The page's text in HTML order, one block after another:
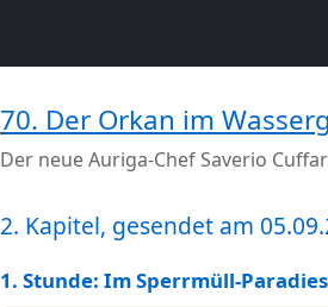
70. Der Orkan im
Der neue Auriga-Chef Saverio
2. Kapitel, gesendet am
1. Stunde: Im Sperrmüll-Paradies